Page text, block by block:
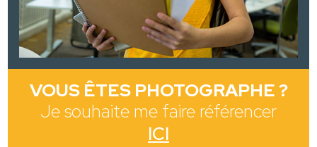
VOUS ÊTES PHOTOGRAPHE ?
Je souhaite me faire référencer
ICI